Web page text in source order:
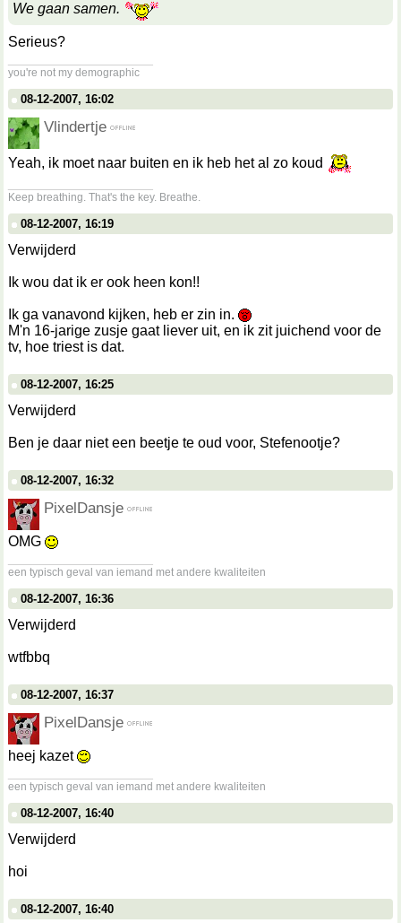
We gaan samen.
Serieus?
you're not my demographic
08-12-2007, 16:02
Vlindertje
Yeah, ik moet naar buiten en ik heb het al zo koud
Keep breathing. That's the key. Breathe.
08-12-2007, 16:19
Verwijderd
Ik wou dat ik er ook heen kon!!
Ik ga vanavond kijken, heb er zin in.
M'n 16-jarige zusje gaat liever uit, en ik zit juichend voor de
tv, hoe triest is dat.
08-12-2007, 16:25
Verwijderd
Ben je daar niet een beetje te oud voor, Stefenootje?
08-12-2007, 16:32
PixelDansje
OMG
een typisch geval van iemand met andere kwaliteiten
08-12-2007, 16:36
Verwijderd
wtfbbq
08-12-2007, 16:37
PixelDansje
heej kazet
een typisch geval van iemand met andere kwaliteiten
08-12-2007, 16:40
Verwijderd
hoi
08-12-2007, 16:40